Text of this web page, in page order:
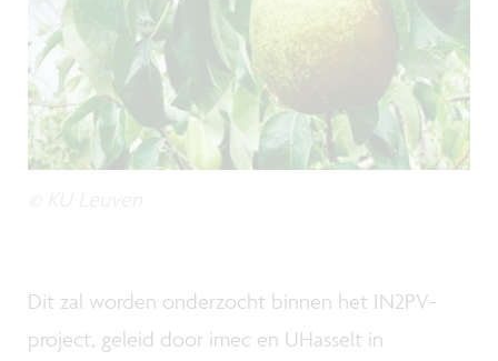
Dit zal worden onderzocht binnen het IN2PV-
project, geleid door imec en UHasselt in